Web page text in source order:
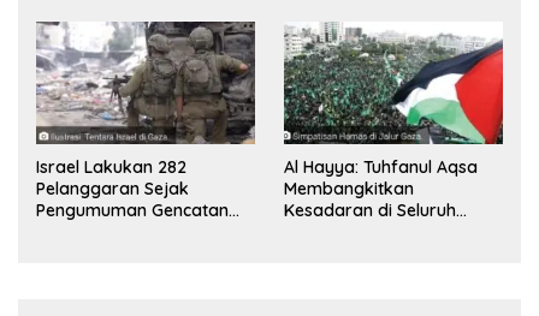
Sinwar
Israel Lakukan 282
Pelanggaran Sejak
Pengumuman Gencatan
Al Hayya: Tuhfanul Aqsa
Membangkitkan
Kesadaran di Seluruh